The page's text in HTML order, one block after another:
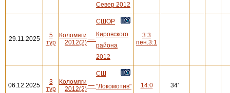
Север 2012
29.11.2025
5
тур
Коломяги
2012(2) —
СШОР
Кировского
района
2012
3:3
пен.3:1
06.12.2025
3
тур
Коломяги
2012(2) —
СШ
"Локомотив"
14:0 34'